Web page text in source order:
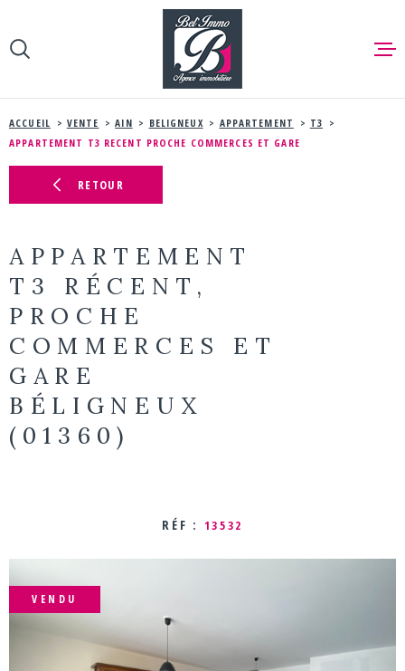
lamenu
contenu
ACCUEIL
ACCUEIL VENTE AIN BELIGNEUX APPARTEMENT
T3
APPARTEMENT T3 RECENT PROCHE COMMERCES ET GARE
RETOUR
APPARTEMENT
T3 RÉCENT,
PROCHE
COMMERCES ET
GARE
BÉLIGNEUX
(01360)
RÉF : 13532
VENDU